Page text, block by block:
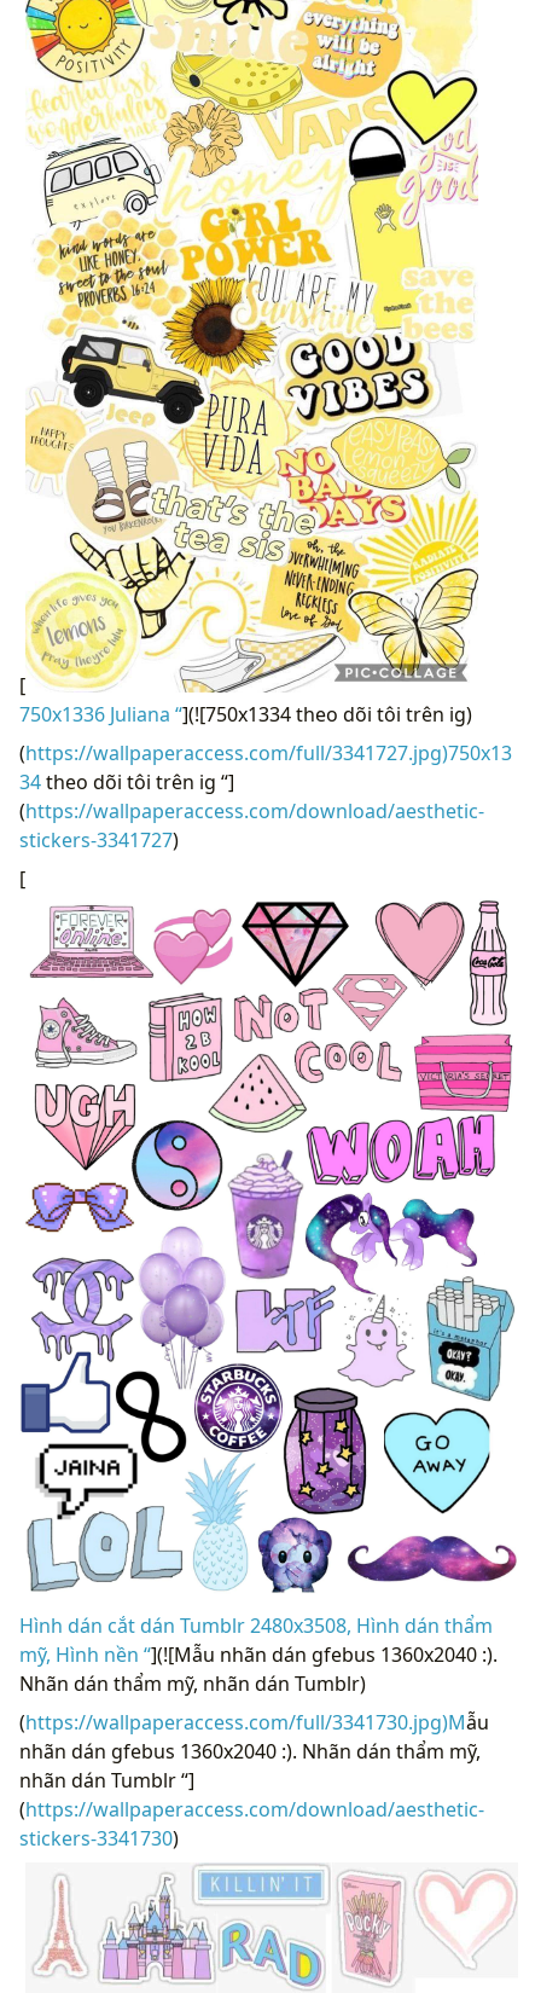
[
750x1336 Juliana “](![750x1334 theo dõi tôi trên ig)
(https://wallpaperaccess.com/full/3341727.jpg)750x13
34theo dõi tôi trên ig “]
(https://wallpaperaccess.com/download/aesthetic-
stickers-3341727)
[
Hình dán cắt dán Tumblr 2480x3508, Hình dán thẩm
mỹ, Hình nền “](![Mẫu nhãn dán gfebus 1360x2040 :).
Nhãn dán thẩm mỹ, nhãn dán Tumblr)
(https://wallpaperaccess.com/full/3341730.jpg)Mẫu
nhãn dán gfebus 1360x2040 :). Nhãn dán thẩm mỹ,
nhãn dán Tumblr “]
(https://wallpaperaccess.com/download/aesthetic-
stickers-3341730)